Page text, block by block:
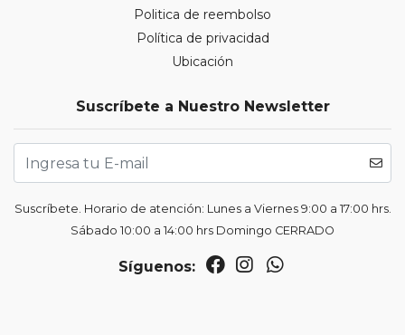
Politica de reembolso
Política de privacidad
Ubicación
Suscríbete a Nuestro Newsletter
Suscríbete. Horario de atención: Lunes a Viernes 9:00 a 17:00 hrs.
Sábado 10:00 a 14:00 hrs Domingo CERRADO
Síguenos: